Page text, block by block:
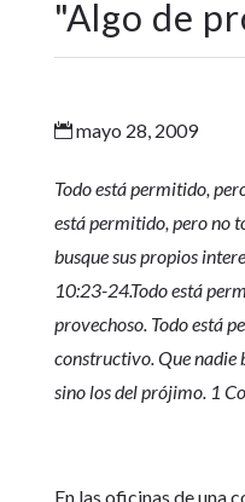
"Algo de
mayo 28, 2009
Todo está permitido,
está permitido, pero no
busque sus propios
10:23-24.Todo está
provechoso. Todo está
constructivo. Que nadie
sino los del prójimo. 1
En las oficinas de una